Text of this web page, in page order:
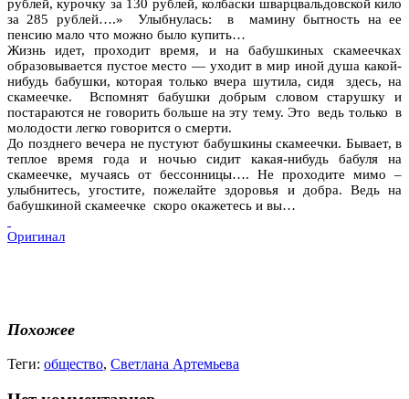
рублей, курочку за 130 рублей, колбаски шварцвальдовской кило
за 285 рублей….» Улыбнулась: в мамину бытность на ее
пенсию мало что можно было купить…
Жизнь идет, проходит время, и на бабушкиных скамеечках
образовывается пустое место — уходит в мир иной душа какой-
нибудь бабушки, которая только вчера шутила, сидя здесь, на
скамеечке. Вспомнят бабушки добрым словом старушку и
постараются не говорить больше на эту тему. Это ведь только в
молодости легко говорится о смерти.
До позднего вечера не пустуют бабушкины скамеечки. Бывает, в
теплое время года и ночью сидит какая-нибудь бабуля на
скамеечке, мучаясь от бессонницы…. Не проходите мимо –
улыбнитесь, угостите, пожелайте здоровья и добра. Ведь на
бабушкиной скамеечке скоро окажетесь и вы…
Оригинал
Похожее
Теги: общество, Светлана Артемьева